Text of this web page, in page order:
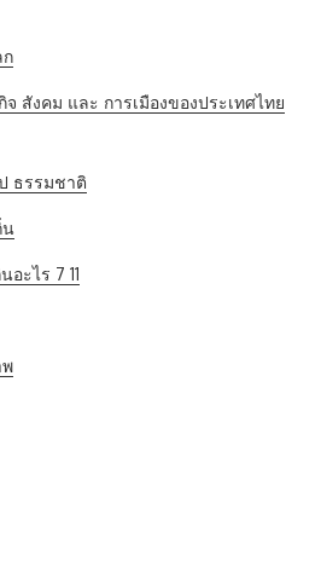
สังคม และ การเมืองของประเทศไทย
ธรรมชาติ
น
ะไร 7 11
พ